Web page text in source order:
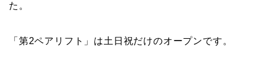
た。
「第2ペアリフト」は土日祝だけのオープンです。